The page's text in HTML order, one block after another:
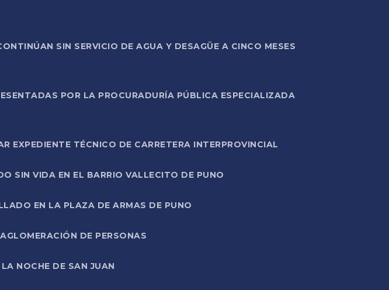
SIN SERVICIO DE AGUA Y DESAGÜE A CINCO MESES
POR LA PROCURADURÍA PÚBLICA ESPECIALIZADA
EXPEDIENTE TÉCNICO DE CARRETERA INTERPROVINCIAL
SIN VIDA EN EL BARRIO VALLECITO DE PUNO
EN LA PLAZA DE ARMAS DE PUNO
DE PERSONAS
NOCHE DE SAN JUAN